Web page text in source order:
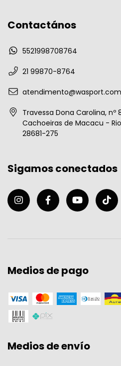
Contactános
5521998708764
21 99870-8764
Travessa Dona Carolina, nº
Cachoeiras de Macacu -
28681-275
Sigamos conectados
Medios de pago
Medios de envío